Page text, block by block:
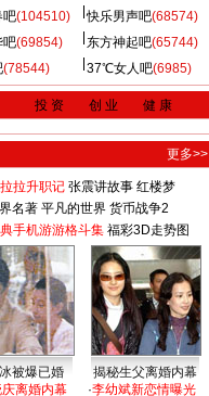
吧(104510) 快乐男声吧(68574)
吧(69854) 东方神起吧(65744)
(78544) 37℃女人吧(6985)
投 资 创 业 健 康
更多>>
拉升职记 张震讲故事 红楼梦
名著 平凡的世界 货币战争2
手机游游格斗集 福彩3D走势图
被爆已婚
揭秘生父离婚内幕
离婚内幕
·李幼斌新恋情曝光